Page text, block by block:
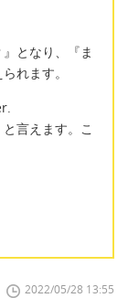
となり、『ま
れます。
言えます。こ
2022/05/28 13:55